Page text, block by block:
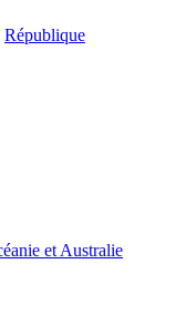
République
et Australie